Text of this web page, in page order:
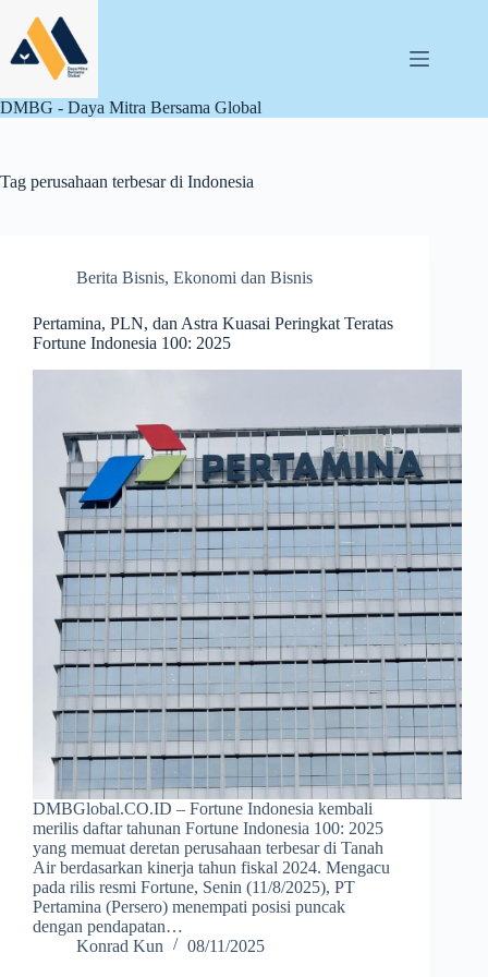
content
DMBG - Daya Mitra Bersama Global
Tag perusahaan terbesar di Indonesia
Berita Bisnis, Ekonomi dan Bisnis
Pertamina, PLN, dan Astra Kuasai Peringkat Teratas
Fortune Indonesia 100: 2025
DMBGlobal.CO.ID – Fortune Indonesia kembali
merilis daftar tahunan Fortune Indonesia 100: 2025
yang memuat deretan perusahaan terbesar di Tanah
Air berdasarkan kinerja tahun fiskal 2024. Mengacu
pada rilis resmi Fortune, Senin (11/8/2025), PT
Pertamina (Persero) menempati posisi puncak
dengan pendapatan…
Konrad Kun
08/11/2025